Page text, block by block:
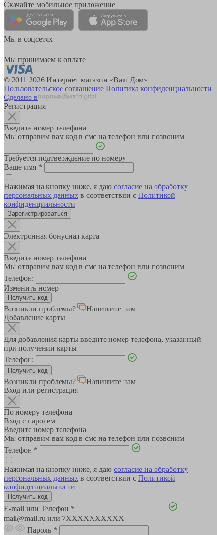
Скачайте мобильное приложение
Мы в соцсетях
Мы принимаем к оплате
© 2011-2026 Интернет-магазин «Ваш Дом»
Пользовательское соглашение Политика конфиденциальности
Сделано в
Регистрация
Введите номер телефона
Мы отправим вам код в смс на телефон или позвоним
Требуется подтверждение по номеру
Ваше имя *
Нажимая на кнопку ниже, я даю согласие на обработку
персональных данных в соответствии с Политикой
конфиденциальности
Зарегистрироваться
Электронная бонусная карта
Введите номер телефона
Мы отправим вам код в смс на телефон или позвоним
Телефон:
Изменить номер
Возникли проблемы?
Напишите нам
Добавление карты
Для добавления карты введите номер телефона, указанный
при получении карты
Телефон:
Возникли проблемы?
Напишите нам
Вход или регистрация
По номеру телефона
Вход с паролем
Введите номер телефона
Мы отправим вам код в смс на телефон или позвоним
Телефон *
Нажимая на кнопку ниже, я даю согласие на обработку
персональных данных в соответствии с Политикой
конфиденциальности
E-mail или Телефон *
mail@mail.ru или 7XXXXXXXXXX
Пароль *